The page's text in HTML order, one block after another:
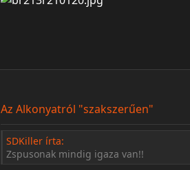
Az Alkonyatról "szakszerűen"
SDKiller írta:
Zspusonak mindig igaza van!!